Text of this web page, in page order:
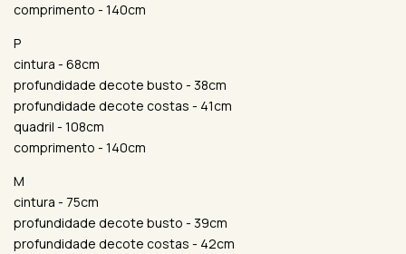
comprimento - 140cm
P
cintura - 68cm
profundidade decote busto - 38cm
profundidade decote costas - 41cm
quadril - 108cm
comprimento - 140cm
M
cintura - 75cm
profundidade decote busto - 39cm
profundidade decote costas - 42cm